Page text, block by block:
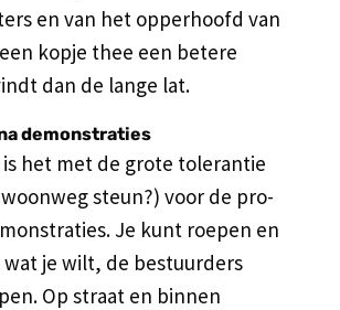
en van het opperhoofd van
kopje thee een betere
dan de lange lat.
demonstraties
is het met de grote tolerantie
steun?) voor de pro-
Je kunt roepen en
je wilt, de bestuurders
Op straat en binnen